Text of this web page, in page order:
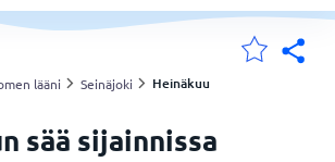
lääni Seinäjoki Heinäkuu
sää sijainnissa